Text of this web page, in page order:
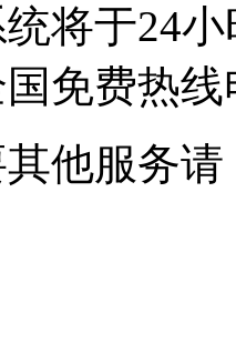
将于24
免费热线
他服务